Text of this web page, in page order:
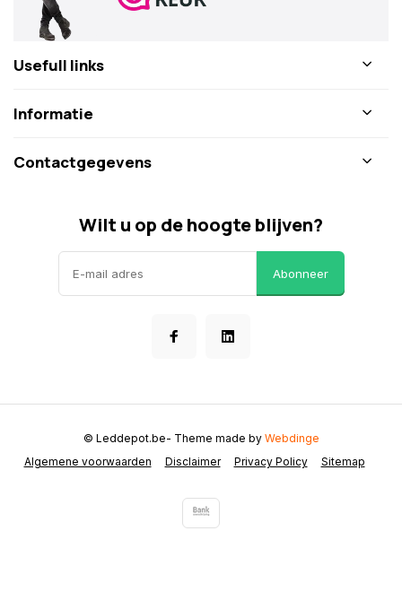
Usefull links
Informatie
Contactgegevens
Wilt u op de hoogte blijven?
Abonneer
Algemene voorwaarden Disclaimer Privacy Policy Sitemap
© Leddepot.be- Theme made by Webdinge